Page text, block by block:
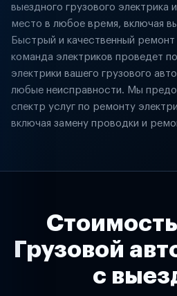
выездного грузового электрика
место в любое время, включая
Быстрый и качественный
команда электриков проведет
электрики вашего грузового
любые неисправности. Мы
спектр услуг по ремонту
включая замену проводки и
Грузовой
с